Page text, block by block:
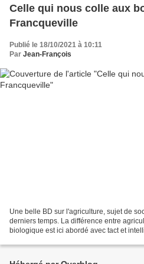
Celle qui nous colle aux
Francqueville
Publié le 18/10/2021 à 10:11
Par Jean-François
Une belle BD sur l'agriculture, sujet de
derniers temps. La différence entre
biologique est ici abordé avec tact et